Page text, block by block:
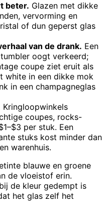
beter. Glazen met dikke
vervorming en
of dun geperst glas
van de drank. Een
oogt verkeerd;
coupe ziet eruit als
white in een dikke mok
in een champagneglas
Kringloopwinkels
coupes, rocks-
per stuk. Een
stuks kost minder dan
warenhuis.
blauwe en groene
de vloeistof erin.
de kleur gedempt is
het glas zelf het